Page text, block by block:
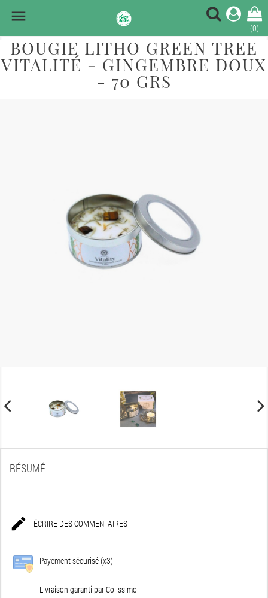

(0)
BOUGIE LITHO GREEN TREE
VITALITÉ - GINGEMBRE DOUX
- 70 GRS
RÉSUMÉ
 ÉCRIRE DES COMMENTAIRES
Payement sécurisé (x3)
Livraison garanti par Colissimo